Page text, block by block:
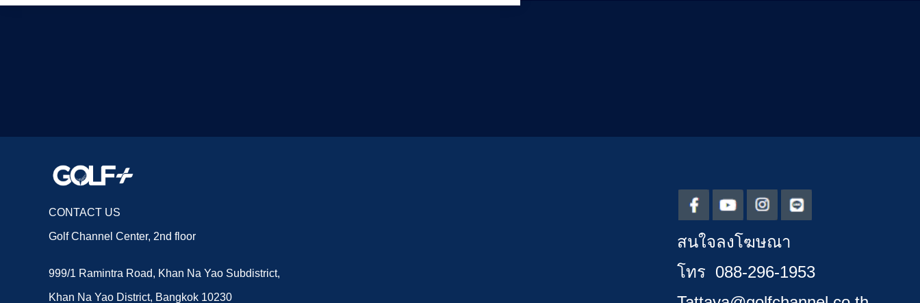
CONTACT US
Golf Channel Center, 2nd floor
999/1 Ramintra Road, Khan Na Yao Subdistrict,
Khan Na Yao District, Bangkok 10230
สนใจลงโฆษณา
โทร 088-296-1953